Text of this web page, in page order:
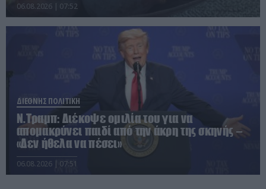
06.08.2026 | 07:52
ΔΙΕΘΝΗΣ ΠΟΛΙΤΙΚΗ
Ν.Τραμπ: Διέκοψε ομιλία του για να
απομακρύνει παιδί από την άκρη της σκηνής –
«Δεν ήθελα να πέσει»
06.08.2026 | 07:51